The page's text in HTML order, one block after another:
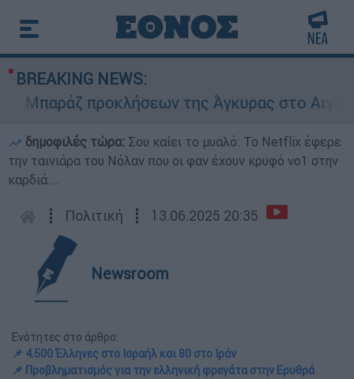
BREAKING NEWS:
προκλήσεων της Άγκυρας στο Αιγαίο:
δημοφιλές τώρα: Σου καίει το μυαλό: Το Netflix έφερε
την ταινιάρα του Νόλαν που οι φαν έχουν κρυφό νο1 στην
καρδιά...
┋ Πολιτική ┋ 13.06.2025 20:35
Newsroom
Ενότητες στο άρθρο:
📌 4.500 Έλληνες στο Ισραήλ και 80 στο Ιράν
📌 Προβληματισμός για την ελληνική φρεγάτα στην Ερυθρά